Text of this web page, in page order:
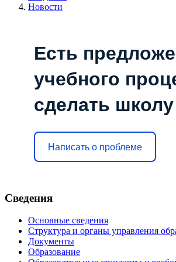
Новости
Есть
учебного
сделать
Написать о проблеме
Сведения
Основные сведения
Структура и органы управления
Документы
Образование